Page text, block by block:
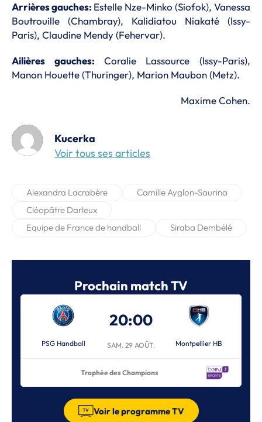
Arrières gauches: Estelle Nze-Minko (Siofok), Vanessa
Boutrouille (Chambray), Kalidiatou Niakaté (Issy-
Paris), Claudine Mendy (Fehervar).
Ailières gauches: Coralie Lassource (Issy-Paris),
Manon Houette (Thuringer), Marion Maubon (Metz).
Maxime Cohen.
Kucerka
Voir tous ses articles
Alexandra Lacrabère
Camille Ayglon-Saurina
Cléopâtre Darleux
Equipe de France de handball
Siraba Dembélé
Prochain match TV
PSG Handball
20:00
SAM. 29 AOÛT. Montpellier HB
Trophée des Champions
Voir le programme TV